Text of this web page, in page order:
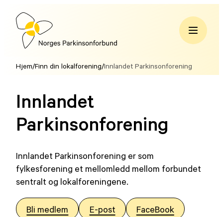
Hopp
innholdNorges
Hjem/Finn din lokalforening/Innlandet Parkinsonforening
Innlandet
Parkinsonforening
Innlandet Parkinsonforening er som
fylkesforening et mellomledd mellom forbundet
sentralt og lokalforeningene.
Bli medlem E-post FaceBook